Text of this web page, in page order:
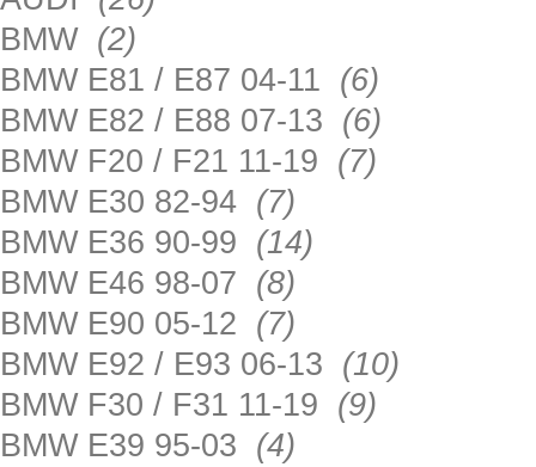
BMW (2)
BMW E81 / E87 04-11 (6)
BMW E82 / E88 07-13 (6)
BMW F20 / F21 11-19 (7)
BMW E30 82-94 (7)
BMW E36 90-99 (14)
BMW E46 98-07 (8)
BMW E90 05-12 (7)
BMW E92 / E93 06-13 (10)
BMW F30 / F31 11-19 (9)
BMW E39 95-03 (4)